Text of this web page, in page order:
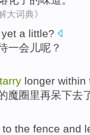
大词典》
yet a little?
一会儿呢？
tarry longer within
魔圈里再呆下去
to the fence and